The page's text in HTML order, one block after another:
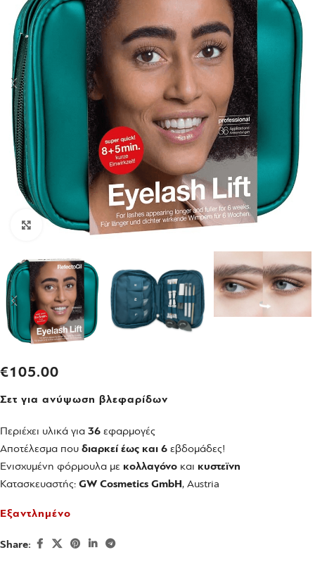
Click to enlarge
€105.00
Σετ για ανύψωση βλεφαρίδων
Περιέχει υλικά για 36 εφαρμογές
Αποτέλεσμα που διαρκεί έως και 6 εβδομάδες!
Ενισχυμένη φόρμουλα με κολλαγόνο και κυστεϊνη
Κατασκευαστής: GW Cosmetics GmbH, Austria
Εξαντλημένο
Share: